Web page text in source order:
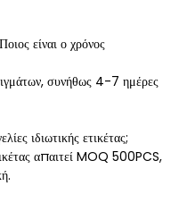
είναι ο χρόνος
συνήθως 4-7 ημέρες
ιδιωτικής ετικέτας;
απαιτεί MOQ 500PCS,